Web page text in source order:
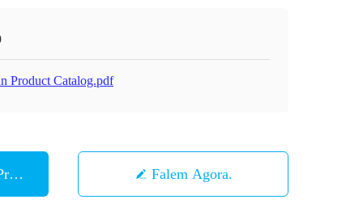
Product Catalog.pdf
Falem Agora.